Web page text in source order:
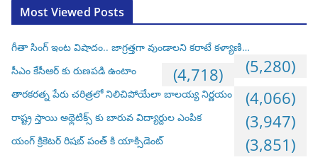
Most Viewed Posts
గీతా సింగ్ ఇంట విషాదం.. జాగ్రత్తగా వుండాలని కరాటే కళ్యాణి…
(5,280)
సీఎం కేసీఆర్ కు రుణపడి ఉంటాం (4,718)
తారకరత్న పేరు చరిత్రలో నిలిచిపోయేలా బాలయ్య నిర్ణయం (4,066)
రాష్ట్ర స్తాయి అథ్లెటిక్స్ కు బారువ విద్యార్దుల ఎంపిక (3,947)
యంగ్ క్రికెటర్ రిషబ్ పంత్ కి యాక్సిడెంట్ (3,851)